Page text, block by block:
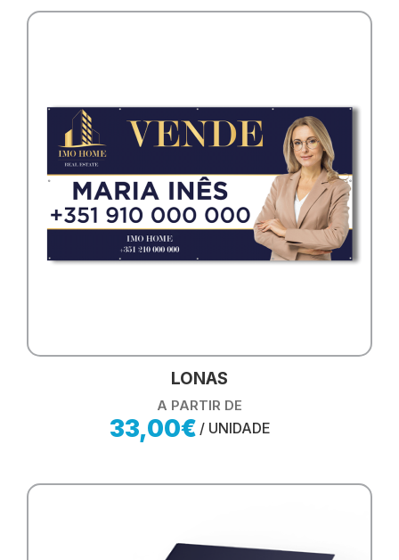
LONAS
A PARTIR DE
33,00€ / UNIDADE